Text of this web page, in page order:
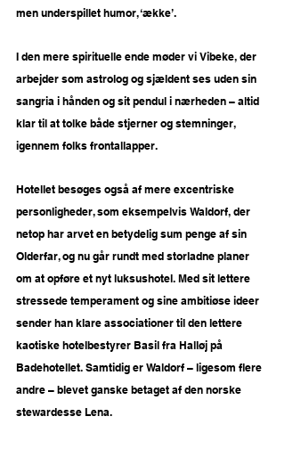
men underspillet humor, ‘ække’.
I den mere spirituelle ende møder vi Vibeke, der
arbejder som astrolog og sjældent ses uden sin
sangria i hånden og sit pendul i nærheden – altid
klar til at tolke både stjerner og stemninger,
igennem folks frontallapper.
Hotellet besøges også af mere excentriske
personligheder, som eksempelvis Waldorf, der
netop har arvet en betydelig sum penge af sin
Olderfar, og nu går rundt med storladne planer
om at opføre et nyt luksushotel. Med sit lettere
stressede temperament og sine ambitiøse ideer
sender han klare associationer til den lettere
kaotiske hotelbestyrer Basil fra Halløj på
Badehotellet. Samtidig er Waldorf – ligesom flere
andre – blevet ganske betaget af den norske
stewardesse Lena.